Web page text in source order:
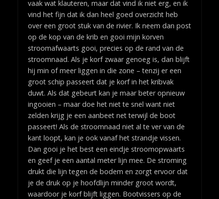
vaak wat klauteren, maar dat vind ik niet erg, en ik
vind het fijn dat ik dan heel goed overzicht heb
over een groot stuk van de rivier. Ik neem dan post
op de kop van de krib en gooi mijn korven
stroomafwaarts gooi, precies op de rand van de
stroomnaad. Als je korf zwaar genoeg is, dan blijft
hij min of meer liggen in die zone – tenzij er een
groot schip passeert dat je korf in het kribvak
duwt. Als dat gebeurt kan je maar beter opnieuw
ingooien – maar doe het niet te snel want niet
zelden krijg je een aanbeet net terwijl de boot
passeert! Als de stroomnaad niet al te ver van de
kant loopt, kan je ook vanaf het strandje vissen.
Dan gooi je het best een eindje stroomopwaarts
en geef je een aantal meter lijn mee. De stroming
drukt die lijn tegen de bodem en zorgt ervoor dat
je de druk op je hoofdlijn minder groot wordt,
waardoor je korf blijft liggen. Bootvissers op de